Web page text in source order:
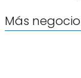
Más